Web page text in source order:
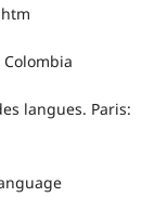
langues. Paris: